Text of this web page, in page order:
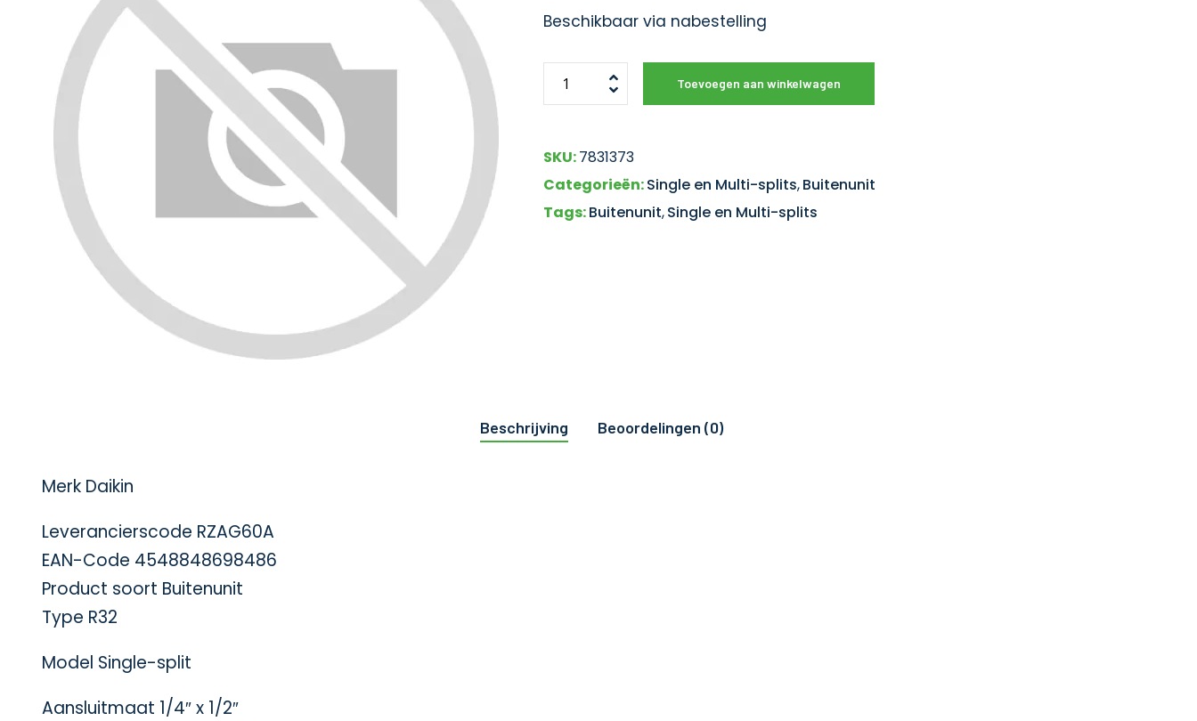
Beschikbaar via nabestelling
Toevoegen aan winkelwagen
SKU:7831373
Categorieën:Single en Multi-splits,Buitenunit
Tags:Buitenunit,Single en Multi-splits
Beschrijving Beoordelingen (0)
Merk Daikin
Leverancierscode RZAG60A
EAN-Code 4548848698486
Product soort Buitenunit
Type R32
Model Single-split
Aansluitmaat 1/4″ x 1/2″